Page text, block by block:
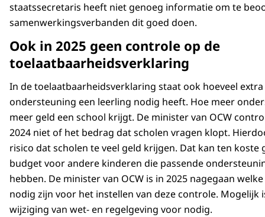
staatssecretaris heeft niet genoeg informatie om te
samenwerkingsverbanden dit goed doen.
Ook in 2025 geen controle op de
toelaatbaarheidsverklaring
In de toelaatbaarheidsverklaring staat ook hoeveel extra
ondersteuning een leerling nodig heeft. Hoe meer
meer geld een school krijgt. De minister van OCW
2024 niet of het bedrag dat scholen vragen klopt.
risico dat scholen te veel geld krijgen. Dat kan ten koste
budget voor andere kinderen die passende
hebben. De minister van OCW is in 2025 nagegaan
nodig zijn voor het instellen van deze controle. Mogelijk
wijziging van wet- en regelgeving voor nodig.